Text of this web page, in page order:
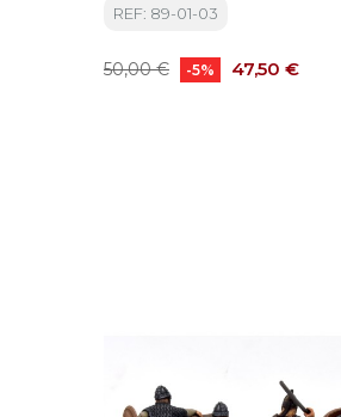
REF: 89-01-03
Precio
50,00 € -5% Precio
47,50 €